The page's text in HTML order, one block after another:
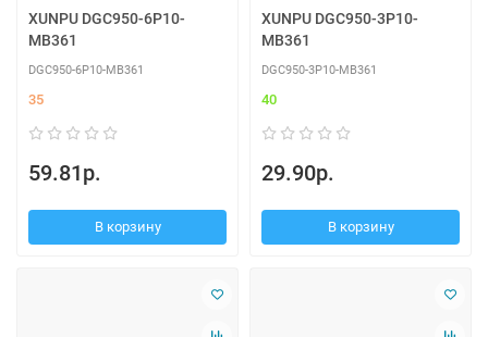
XUNPU DGC950-6P10-
MB361
DGC950-6P10-MB361
35
59.81р.
В корзину
XUNPU DGC950-3P10-
MB361
DGC950-3P10-MB361
40
29.90р.
В корзину